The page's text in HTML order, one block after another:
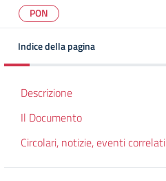
PON
Indice della pagina
Descrizione
Il Documento
Circolari, notizie, eventi correlati